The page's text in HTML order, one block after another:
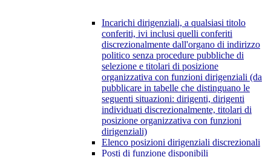
Incarichi dirigenziali, a qualsiasi titolo
conferiti, ivi inclusi quelli conferiti
discrezionalmente dall'organo di indirizzo
politico senza procedure pubbliche di
selezione e titolari di posizione
organizzativa con funzioni dirigenziali (da
pubblicare in tabelle che distinguano le
seguenti situazioni: dirigenti, dirigenti
individuati discrezionalmente, titolari di
posizione organizzativa con funzioni
dirigenziali)
Elenco posizioni dirigenziali discrezionali
Posti di funzione disponibili